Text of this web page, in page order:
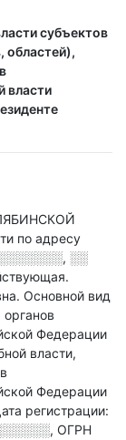
субъектов
областей),
власти
по адресу
░░
Основной вид
Федерации
власти,
Федерации
регистрации:
, ОГРН